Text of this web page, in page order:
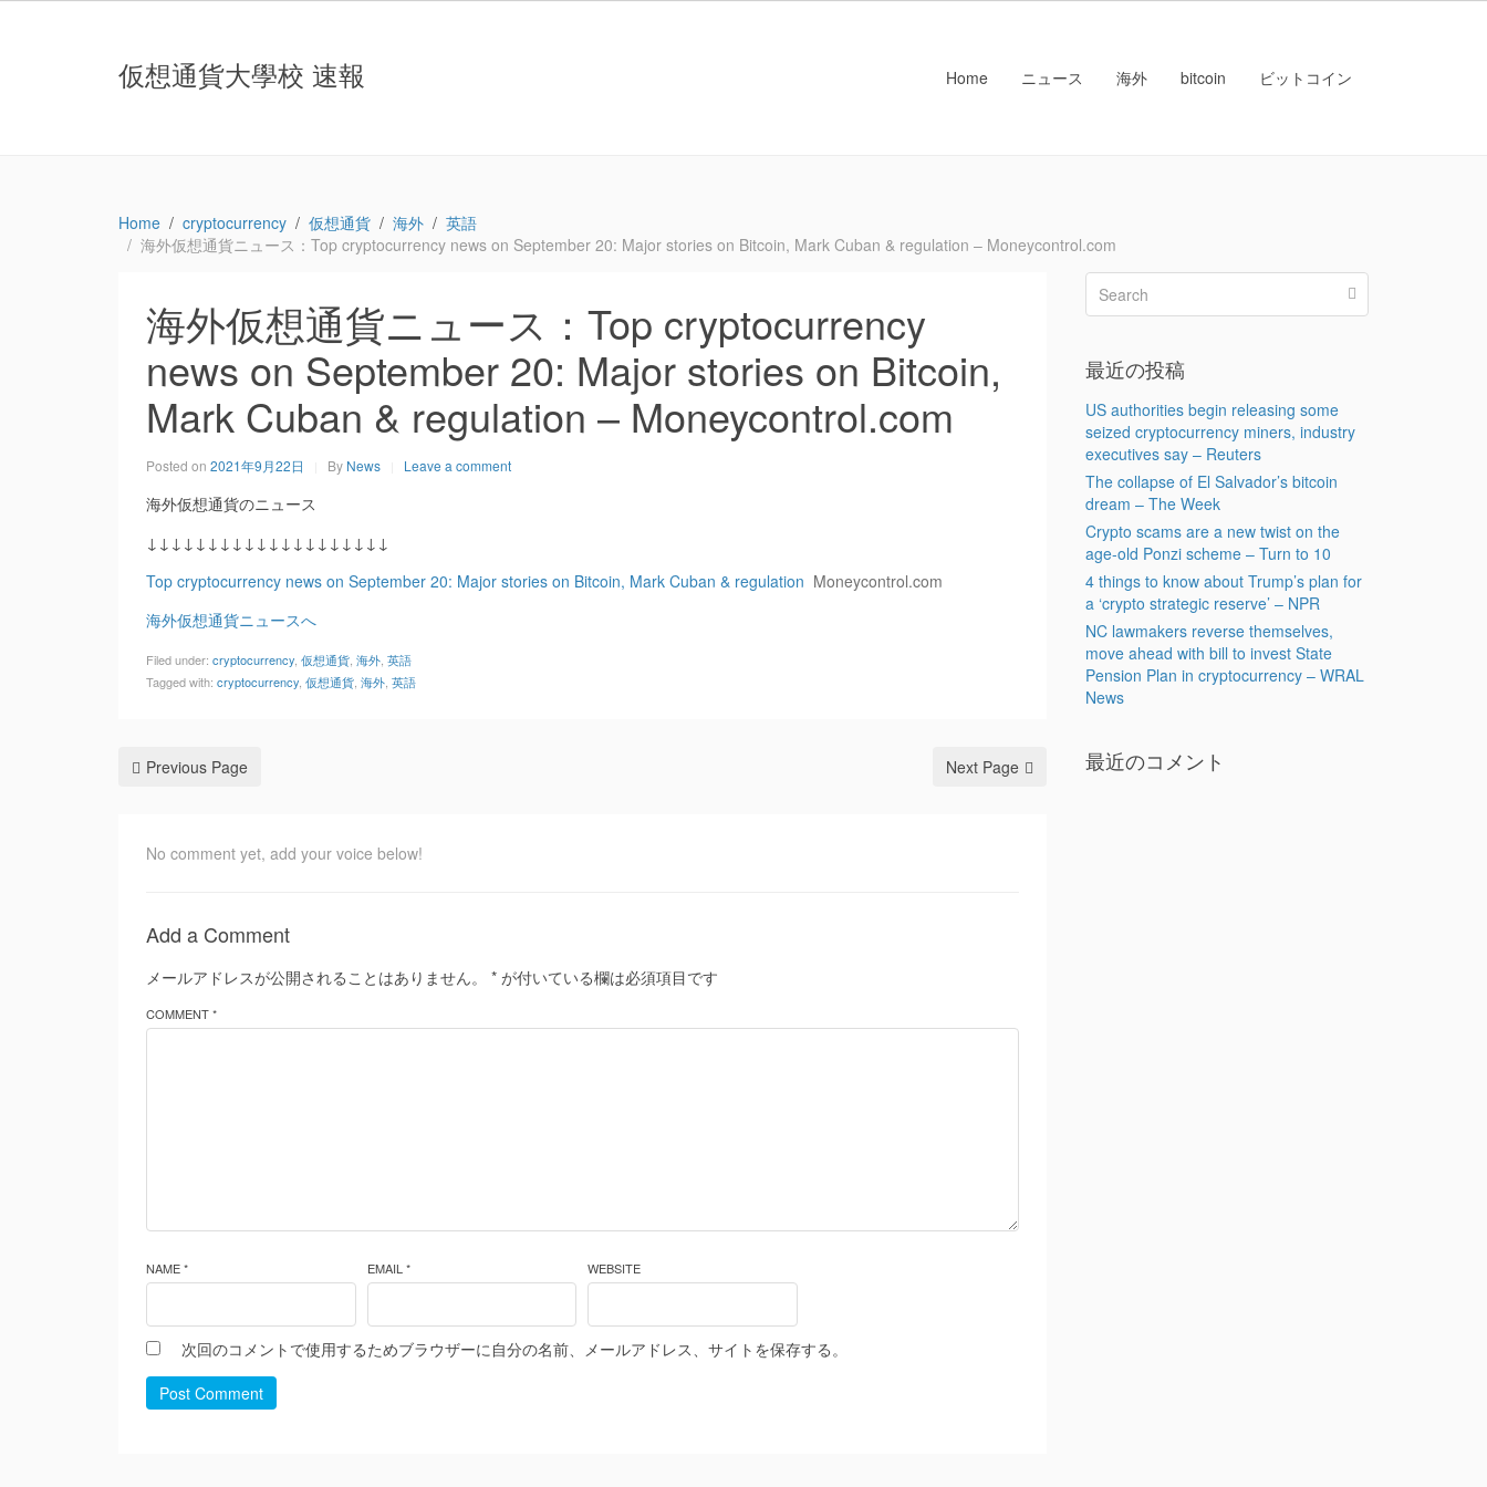
仮想通貨大學校 速報 Home ニュース 海外 bitcoin ビットコイン
Home cryptocurrency 仮想通貨 海外
英語
海外仮想通貨ニュース：Top cryptocurrency news on September 20: Major stories on Bitcoin, Mark Cuban & regulation – Moneycontrol.com
海外仮想通貨ニュース：Top cryptocurrency
news on September 20: Major stories on Bitcoin,
Mark Cuban & regulation – Moneycontrol.com
Posted on 2021年9月22日 By News Leave a comment
海外仮想通貨のニュース
↓↓↓↓↓↓↓↓↓↓↓↓↓↓↓↓↓↓↓↓
Top cryptocurrency news on September 20: Major stories on Bitcoin, Mark Cuban & regulation Moneycontrol.com
海外仮想通貨ニュースへ
Filed under: cryptocurrency 仮想通貨 海外 英語
Tagged with: cryptocurrency 仮想通貨 海外 英語
Previous Page Next Page
No comment yet, add your voice below!
Add a Comment
メールアドレスが公開されることはありません。 * が付いている欄は必須項目です
COMMENT *
NAME * EMAIL * WEBSITE
次回のコメントで使用するためブラウザーに自分の名前、メールアドレス、サイトを保存する。
Post Comment
最近の投稿
US authorities begin releasing some
seized cryptocurrency miners, industry
executives say – Reuters
The collapse of El Salvador’s bitcoin
dream – The Week
Crypto scams are a new twist on the
age-old Ponzi scheme – Turn to 10
4 things to know about Trump’s plan for
a ‘crypto strategic reserve’ – NPR
NC lawmakers reverse themselves,
move ahead with bill to invest State
Pension Plan in cryptocurrency – WRAL
News
最近のコメント